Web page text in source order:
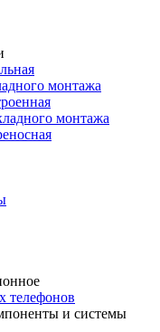
монтажа
монтажа
телефонов
и системы